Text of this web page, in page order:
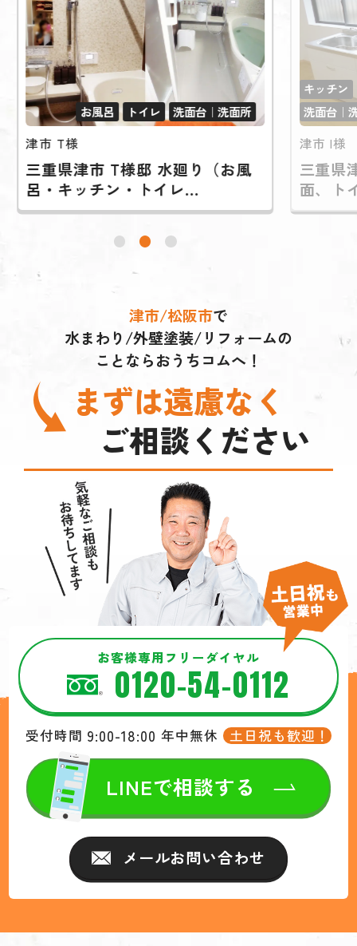
お風呂 トイレ 洗面台｜洗面所
津市 T様
三重県津市 T様邸 水廻り（お風
呂・キッチン・トイレ...
キッチン
洗面台｜
津市 I様
三重県
面、ト
津市/松阪市で
水まわり/外壁塗装/リフォームの
ことならおうちコムへ！
まずは遠慮なく
ご相談ください
お客様専用フリーダイヤル
0120-54-0112
受付時間 9:00-18:00 年中無休 土日祝も歓迎！
LINEで相談する
メールお問い合わせ